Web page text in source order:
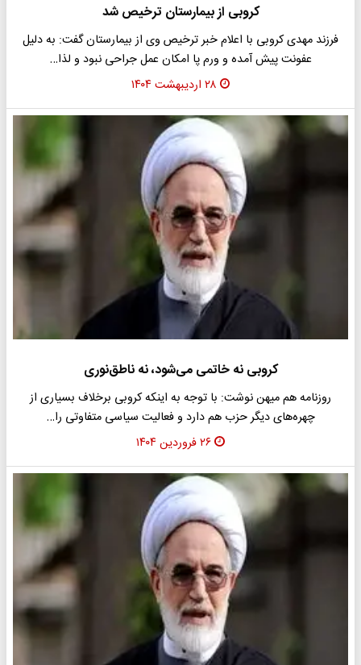
کروبی از بیمارستان ترخیص شد
فرزند مهدی کروبی با اعلام خبر ترخیص وی از بیمارستان گفت: به دلیل
عفونت پیش آمده و ورم پا امکان عمل جراحی نبود و لذا…
۲۸ اردیبهشت ۱۴۰۴
کروبی نه خاتمی می‌‎شود، نه ناطق‌نوری
روزنامه هم میهن نوشت: با توجه به اینکه کروبی برخلاف بسیاری از
چهره‌‌های دیگر حزب هم دارد و فعالیت سیاسی متفاوتی را…
۲۶ فروردین ۱۴۰۴